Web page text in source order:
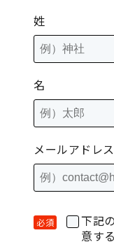
姓
名
メールアドレス
下記
意する